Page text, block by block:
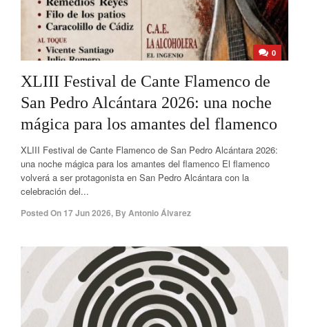
0
XLIII Festival de Cante Flamenco de
San Pedro Alcántara 2026: una noche
mágica para los amantes del flamenco
XLIII Festival de Cante Flamenco de San Pedro Alcántara 2026:
una noche mágica para los amantes del flamenco El flamenco
volverá a ser protagonista en San Pedro Alcántara con la
celebración del...
Posted On 17 Jun 2026, ByAntonio Álvarez